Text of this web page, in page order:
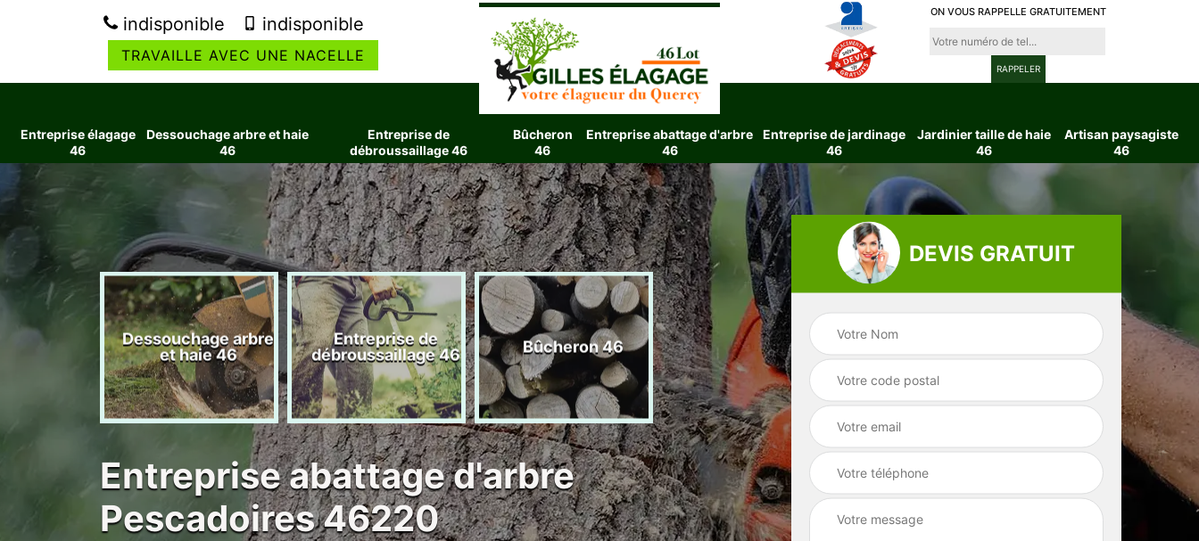
indisponible indisponible
TRAVAILLE AVEC UNE NACELLE
ON VOUS RAPPELLE GRATUITEMENT
Entreprise élagage
46
Dessouchage arbre et haie
46
Entreprise de
débroussaillage 46
Bûcheron
46
Entreprise abattage d'arbre
46
Entreprise de jardinage
46
Jardinier taille de haie
46
Artisan paysagiste
46
élagage
Dessouchage arbre
et haie 46
Entreprise de
débroussaillage 46
Bûcheron 46
Entreprise abattage
d'arbre 46
Entreprise de
jardinage 46
Jardinier taille
haie 46
Entreprise abattage d'arbre
Pescadoires 46220
DEVIS GRATUIT